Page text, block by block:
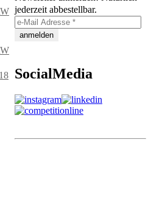
jederzeit abbestellbar.
SocialMedia